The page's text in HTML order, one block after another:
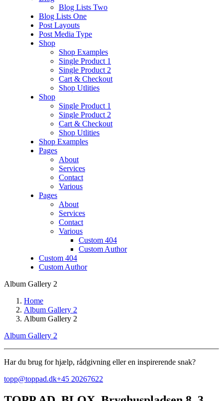
Blog Lists Two
Blog Lists One
Post Layouts
Post Media Type
Shop
Shop Examples
Single Product 1
Single Product 2
Cart & Checkout
Shop Utlities
Shop
Single Product 1
Single Product 2
Cart & Checkout
Shop Utlities
Shop Examples
Pages
About
Services
Contact
Various
Pages
About
Services
Contact
Various
Custom 404
Custom Author
Custom 404
Custom Author
Album Gallery 2
Home
Album Gallery 2
Album Gallery 2
Album Gallery 2
Har du brug for hjælp, rådgivning eller en inspirerende snak?
topp@toppad.dk+45 20267622